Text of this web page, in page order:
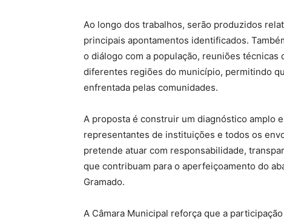
Ao longo dos trabalhos, serão produzidos
principais apontamentos identificados.
o diálogo com a população, reuniões
diferentes regiões do município, permitindo
enfrentada pelas comunidades.
A proposta é construir um diagnóstico amplo
representantes de instituições e todos os
pretende atuar com responsabilidade,
que contribuam para o aperfeiçoamento do
Gramado.
A Câmara Municipal reforça que a